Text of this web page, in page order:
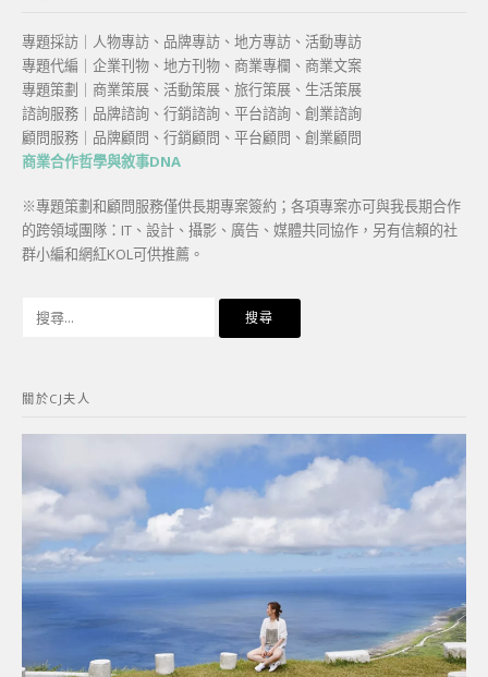
專題採訪｜人物專訪、品牌專訪、地方專訪、活動專訪
專題代編｜企業刊物、地方刊物、商業專欄、商業文案
專題策劃｜商業策展、活動策展、旅行策展、生活策展
諮詢服務｜品牌諮詢、行銷諮詢、平台諮詢、創業諮詢
顧問服務｜品牌顧問、行銷顧問、平台顧問、創業顧問
商業合作哲學與敘事DNA
※專題策劃和顧問服務僅供長期專案簽約；各項專案亦可與我長期合作
的跨領域團隊：IT、設計、攝影、廣告、媒體共同協作，另有信賴的社
群小編和網紅KOL可供推薦。
字:
關於CJ夫人